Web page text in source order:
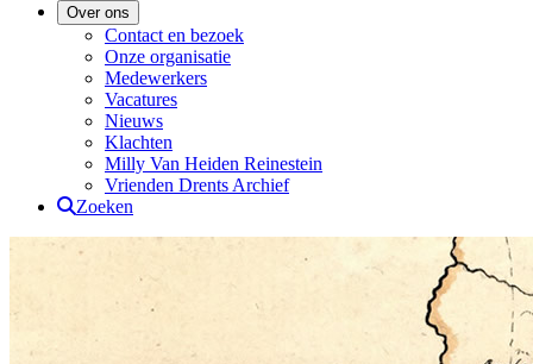
Over ons
Contact en bezoek
Onze organisatie
Medewerkers
Vacatures
Nieuws
Klachten
Milly Van Heiden Reinestein
Vrienden Drents Archief
Zoeken
Drents Archief